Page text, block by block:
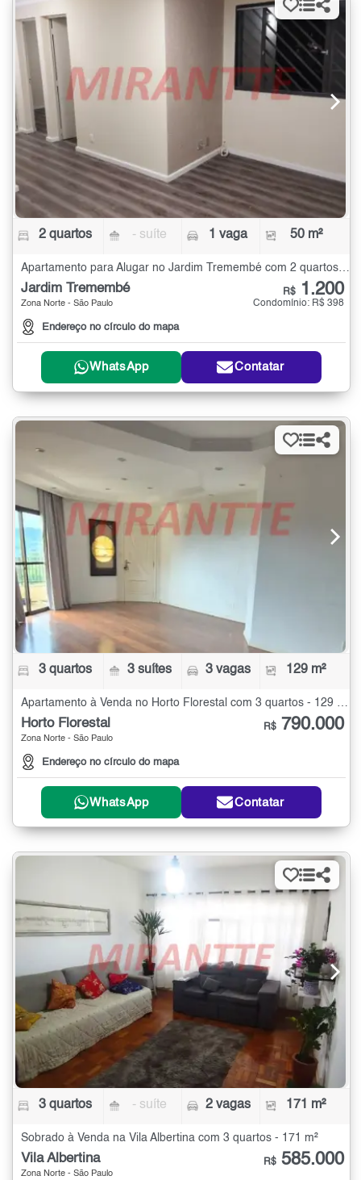
2 quartos - suíte 1 vaga 50 m²
Jardim Tremembé
Zona Norte - São Paulo
Endereço no círculo do mapa
R$ 1.200
Condomínio: R$ 398
WhatsApp Contatar
3 quartos 3 suítes 3 vagas 129 m²
Apartamento à Venda no Horto Florestal com 3 quartos - 129 m²
Horto Florestal
Zona Norte - São Paulo
Endereço no círculo do mapa
R$ 790.000
WhatsApp Contatar
3 quartos - suíte 2 vagas 171 m²
Sobrado à Venda na Vila Albertina com 3 quartos - 171 m²
Vila Albertina
Zona Norte - São Paulo
R$ 585.000